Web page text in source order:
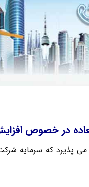
در خصوص
پذیرد که سرمایه